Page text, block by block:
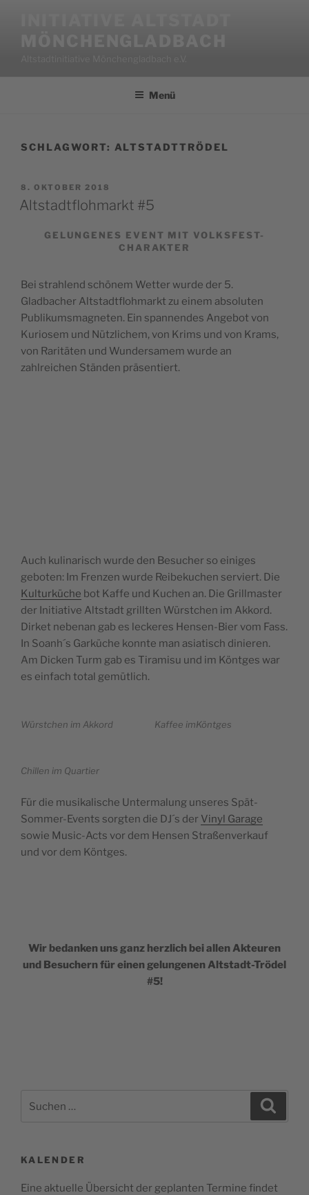
Menü
SCHLAGWORT: ALTSTADTTRÖDEL
VERÖFFENTLICHT
AM
8. OKTOBER 2018
Altstadtflohmarkt #5
GELUNGENES EVENT MIT VOLKSFEST-
CHARAKTER
Bei strahlend schönem Wetter wurde der 5.
Gladbacher Altstadtflohmarkt zu einem absoluten
Publikumsmagneten. Ein spannendes Angebot von
Kuriosem und Nützlichem, von Krims und von Krams,
von Raritäten und Wundersamem wurde an
zahlreichen Ständen präsentiert.
Auch kulinarisch wurde den Besucher so einiges
geboten: Im Frenzen wurde Reibekuchen serviert. Die
Kulturküche bot Kaffe und Kuchen an. Die Grillmaster
der Initiative Altstadt grillten Würstchen im Akkord.
Dirket nebenan gab es leckeres Hensen-Bier vom Fass.
In Soanh´s Garküche konnte man asiatisch dinieren.
Am Dicken Turm gab es Tiramisu und im Köntges war
es einfach total gemütlich.
Würstchen im Akkord Kaffee imKöntges
Chillen im Quartier
Für die musikalische Untermalung unseres Spät-
Sommer-Events sorgten die DJ´s der Vinyl Garage
sowie Music-Acts vor dem Hensen Straßenverkauf
und vor dem Köntges.
Wir bedanken uns ganz herzlich bei allen Akteuren
und Besuchern für einen gelungenen Altstadt-Trödel
#5!
nach:
KALENDER
Eine aktuelle Übersicht der geplanten Termine findet